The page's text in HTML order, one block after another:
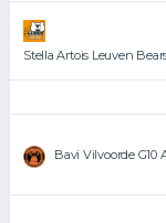
Stella Artois Leuven
Bavi Vilvoorde G10